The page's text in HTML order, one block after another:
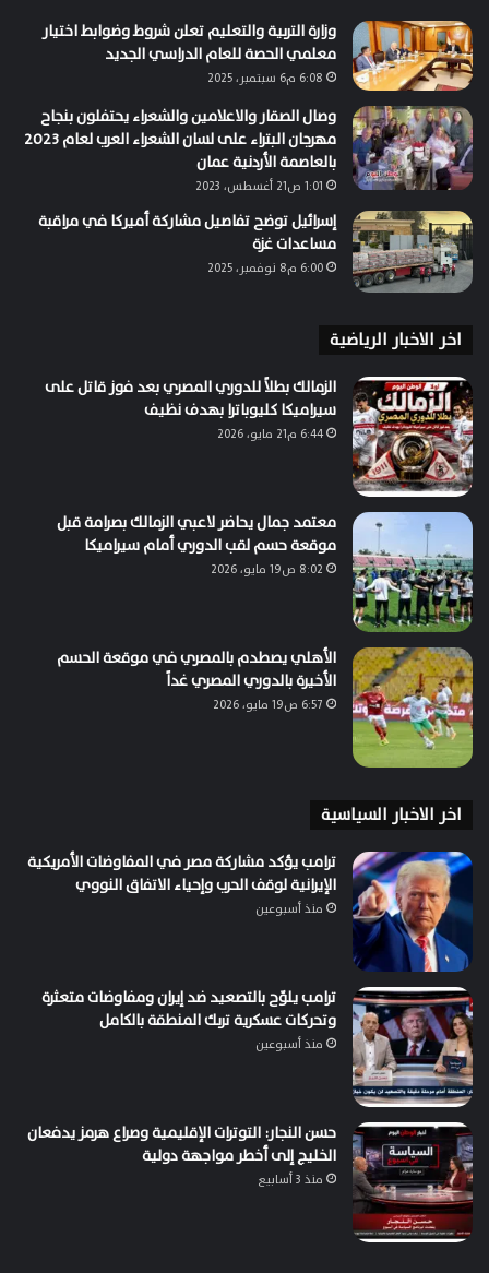
وزارة التربية والتعليم تعلن شروط وضوابط اختيار
معلمي الحصة للعام الدراسي الجديد
6:08 م6 سبتمبر، 2025
وصال الصقار والاعلامين والشعراء يحتفلون بنجاح
مهرجان البتراء على لسان الشعراء العرب لعام 2023
بالعاصمة الأردنية عمان
1:01 ص21 أغسطس، 2023
إسرائيل توضح تفاصيل مشاركة أميركا في مراقبة
مساعدات غزة
6:00 م8 نوفمبر، 2025
اخر الاخبار الرياضية
الزمالك بطلاً للدوري المصري بعد فوز قاتل على
سيراميكا كليوباترا بهدف نظيف
6:44 م21 مايو، 2026
معتمد جمال يحاضر لاعبي الزمالك بصرامة قبل
موقعة حسم لقب الدوري أمام سيراميكا
8:02 ص19 مايو، 2026
الأهلي يصطدم بالمصري في موقعة الحسم
الأخيرة بالدوري المصري غداً
6:57 ص19 مايو، 2026
اخر الاخبار السياسية
ترامب يؤكد مشاركة مصر في المفاوضات الأمريكية
الإيرانية لوقف الحرب وإحياء الاتفاق النووي
منذ أسبوعين
ترامب يلوّح بالتصعيد ضد إيران ومفاوضات متعثرة
وتحركات عسكرية تربك المنطقة بالكامل
منذ أسبوعين
حسن النجار: التوترات الإقليمية وصراع هرمز يدفعان
الخليج إلى أخطر مواجهة دولية
منذ 3 أسابيع